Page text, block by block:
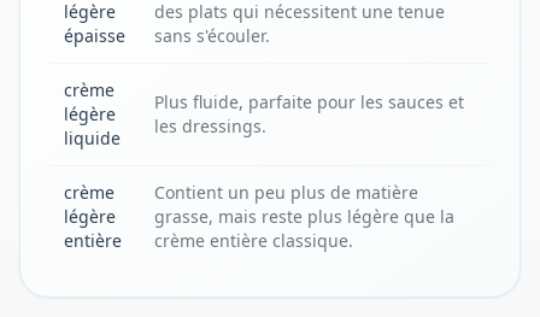
légère
épaisse
des plats qui nécessitent une tenue
sans s'écouler.
crème
légère
liquide
Plus fluide, parfaite pour les sauces et
les dressings.
crème
légère
entière
Contient un peu plus de matière
grasse, mais reste plus légère que la
crème entière classique.